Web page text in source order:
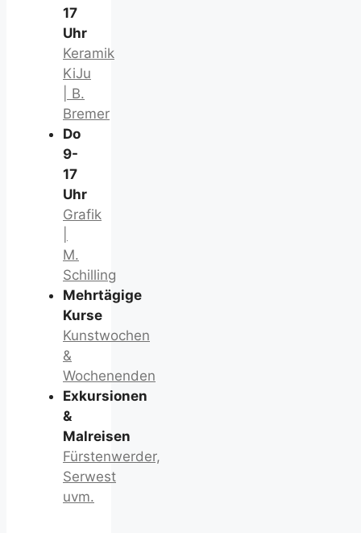
17
Uhr
Keramik
KiJu
| B.
Bremer
Do
9-
17
Uhr
Grafik
M.
Schilling
Mehrtägige
Kurse
Kunstwochen
&
Wochenenden
Exkursionen
&
Malreisen
Fürstenwerder,
Serwest
uvm.